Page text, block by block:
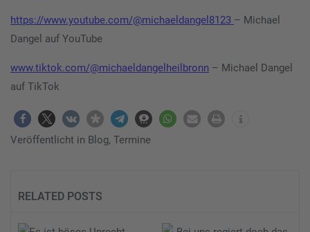
https://www.youtube.com/@michaeldangel8123 – Michael
Dangel auf YouTube
www.tiktok.com/@michaeldangelheilbronn – Michael Dangel
auf TikTok
Veröffentlicht in Blog, Termine
RELATED POSTS